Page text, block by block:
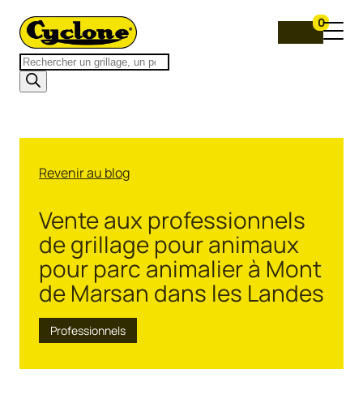
Recherche
de
produits
0
Revenir au blog
Vente aux professionnels
de grillage pour animaux
pour parc animalier à Mont
de Marsan dans les Landes
Professionnels